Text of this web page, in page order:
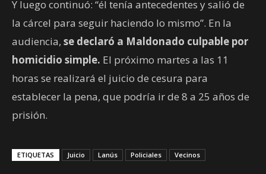
Y luego continuó: “él tenía antecedentes y salió de
la cárcel para seguir haciendo lo mismo”. En la
audiencia, se declaró a Maldonado culpable por
homicidio simple. El próximo martes a las 11
horas se realizará el juicio de cesura para
establecer la pena, que podría ir de 8 a 25 años de
prisión.
ETIQUETAS Juicio Lanús Policiales Vecinos